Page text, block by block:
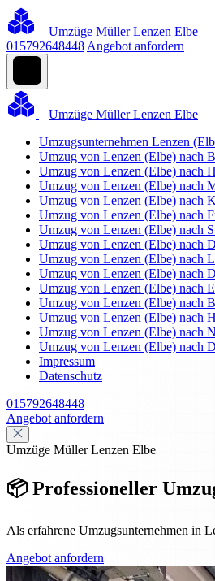
Umzüge Müller Lenzen Elbe
015792648448 Angebot anfordern
Umzüge Müller Lenzen Elbe
Umzugsunternehmen Lenzen
Umzug von Lenzen (Elbe) nach
Umzug von Lenzen (Elbe) nach
Umzug von Lenzen (Elbe) nach
Umzug von Lenzen (Elbe) nach
Umzug von Lenzen (Elbe) nach
Umzug von Lenzen (Elbe) nach
Umzug von Lenzen (Elbe) nach
Umzug von Lenzen (Elbe) nach
Umzug von Lenzen (Elbe) nach
Umzug von Lenzen (Elbe) nach
Umzug von Lenzen (Elbe) nach
Umzug von Lenzen (Elbe) nach
Umzug von Lenzen (Elbe) nach
Umzug von Lenzen (Elbe) nach
Impressum
Datenschutz
015792648448
Angebot anfordern
Umzüge Müller Lenzen Elbe
📦 Professioneller
Als erfahrene Umzugsunternehmen in
Angebot anfordern